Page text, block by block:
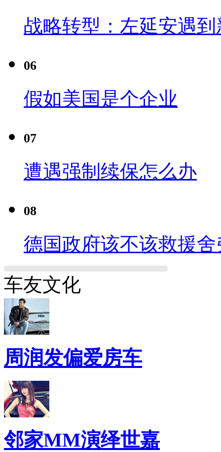
战略转型：左延安遇
06
假如美国是个企业
07
遭遇强制续保怎么办
08
德国政府该不该救援舍
车友文化
周润发偏爱房车
邻家MM演绎世嘉